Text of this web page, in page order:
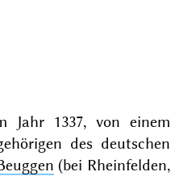
Jahr 1337, von einem
des deutschen
(bei Rheinfelden,